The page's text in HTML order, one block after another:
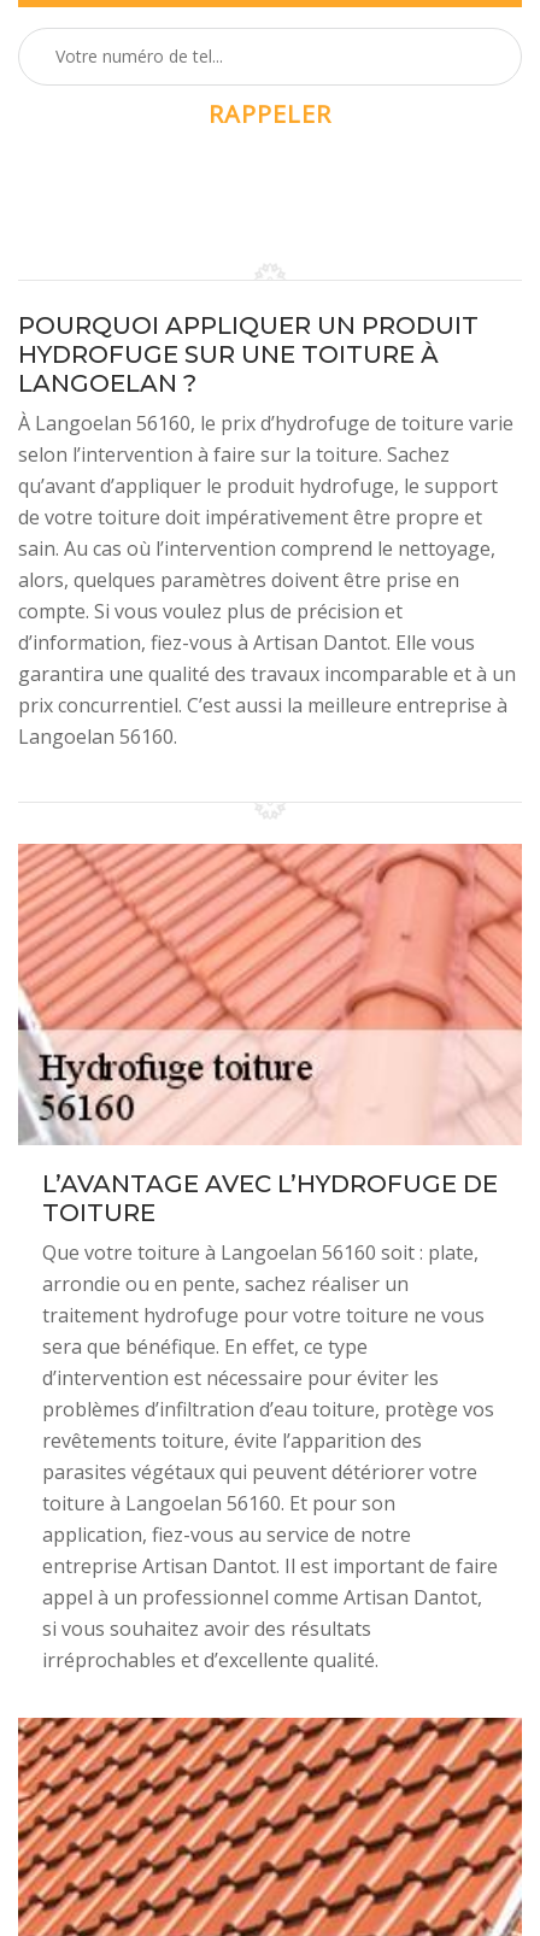
POURQUOI APPLIQUER UN PRODUIT
HYDROFUGE SUR UNE TOITURE À
LANGOELAN ?
À Langoelan 56160, le prix d’hydrofuge de toiture varie
selon l’intervention à faire sur la toiture. Sachez
qu’avant d’appliquer le produit hydrofuge, le support
de votre toiture doit impérativement être propre et
sain. Au cas où l’intervention comprend le nettoyage,
alors, quelques paramètres doivent être prise en
compte. Si vous voulez plus de précision et
d’information, fiez-vous à Artisan Dantot. Elle vous
garantira une qualité des travaux incomparable et à un
prix concurrentiel. C’est aussi la meilleure entreprise à
Langoelan 56160.
L’AVANTAGE AVEC L’HYDROFUGE DE
TOITURE
Que votre toiture à Langoelan 56160 soit : plate,
arrondie ou en pente, sachez réaliser un
traitement hydrofuge pour votre toiture ne vous
sera que bénéfique. En effet, ce type
d’intervention est nécessaire pour éviter les
problèmes d’infiltration d’eau toiture, protège vos
revêtements toiture, évite l’apparition des
parasites végétaux qui peuvent détériorer votre
toiture à Langoelan 56160. Et pour son
application, fiez-vous au service de notre
entreprise Artisan Dantot. Il est important de faire
appel à un professionnel comme Artisan Dantot,
si vous souhaitez avoir des résultats
irréprochables et d’excellente qualité.